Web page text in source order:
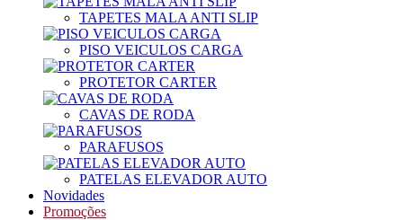
TAPETES MALA ANTI SLIP
PISO VEICULOS CARGA
PROTETOR CARTER
CAVAS DE RODA
PARAFUSOS
PATELAS ELEVADOR AUTO
Novidades
Promoções